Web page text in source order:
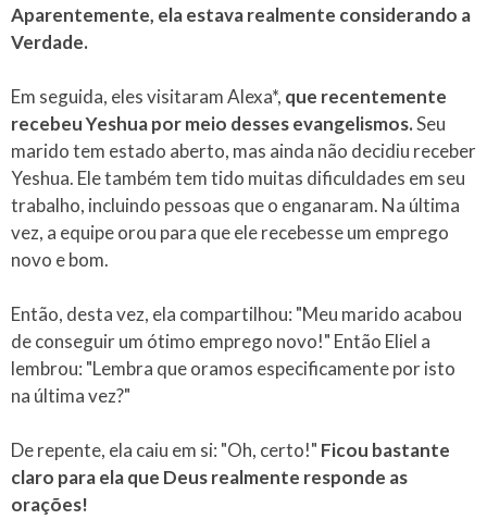
Aparentemente, ela estava realmente considerando a
Verdade.
Em seguida, eles visitaram Alexa*, que recentemente
recebeu Yeshua por meio desses evangelismos.Seu
marido tem estado aberto, mas ainda não decidiu receber
Yeshua. Ele também tem tido muitas dificuldades em seu
trabalho, incluindo pessoas que o enganaram. Na última
vez, a equipe orou para que ele recebesse um emprego
novo e bom.
Então, desta vez, ela compartilhou: "Meu marido acabou
de conseguir um ótimo emprego novo!" Então Eliel a
lembrou: "Lembra que oramos especificamente por isto
na última vez?"
De repente, ela caiu em si: "Oh, certo!" Ficou bastante
claro para ela que Deus realmente responde as
orações!